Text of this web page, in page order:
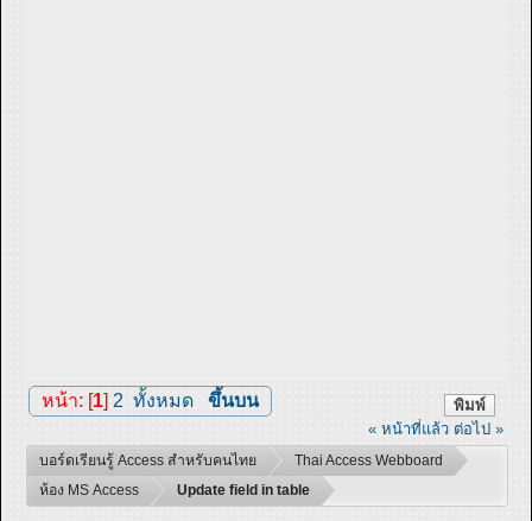
พิมพ์
หน้า: [1] 2 ทั้งหมด ขึ้นบน
« หน้าที่แล้ว ต่อไป »
บอร์ดเรียนรู้ Access สำหรับคนไทย
Thai Access Webboard
ห้อง MS Access
Update field in table